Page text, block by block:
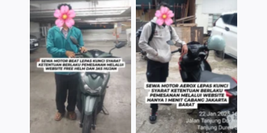
TNo Caption TNo Caption